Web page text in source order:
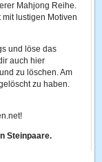
Mahjong Reihe.
lustigen Motiven
und löse das
auch hier
zu löschen. Am
zu haben.
Steinpaare.